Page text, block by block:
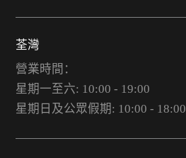
荃灣
營業時間：
星期一至六: 10:00 - 19:00
星期日及公眾假期: 10:00 - 18:00